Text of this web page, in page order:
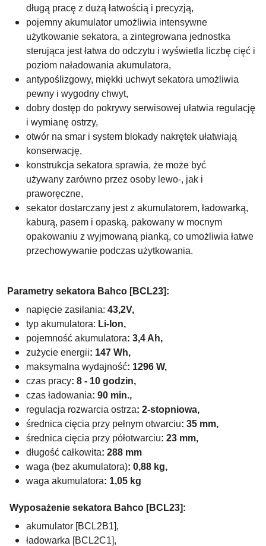
długą pracę z dużą łatwością i precyzją,
pojemny akumulator umożliwia intensywne
użytkowanie sekatora, a zintegrowana jednostka
sterująca jest łatwa do odczytu i wyświetla liczbę cięć i
poziom naładowania akumulatora,
antypoślizgowy, miękki uchwyt sekatora umożliwia
pewny i wygodny chwyt,
dobry dostęp do pokrywy serwisowej ułatwia regulację
i wymianę ostrzy,
otwór na smar i system blokady nakrętek ułatwiają
konserwację,
konstrukcja sekatora sprawia, że może być
używany zarówno przez osoby lewo-, jak i
praworęczne,
sekator dostarczany jest z akumulatorem, ładowarką,
kaburą, pasem i opaską, pakowany w mocnym
opakowaniu z wyjmowaną pianką, co umożliwia łatwe
przechowywanie podczas użytkowania.
Parametry sekatora Bahco [BCL23]:
napięcie zasilania: 43,2V,
typ akumulatora: Li-Ion,
pojemność akumulatora: 3,4 Ah,
zużycie energii: 147 Wh,
maksymalna wydajność: 1296 W,
czas pracy: 8 - 10 godzin,
czas ładowania: 90 min.,
regulacja rozwarcia ostrza: 2-stopniowa,
średnica cięcia przy pełnym otwarciu: 35 mm,
średnica cięcia przy półotwarciu: 23 mm,
długość całkowita: 288 mm
waga (bez akumulatora): 0,88 kg,
waga akumulatora: 1,05 kg
Wyposażenie sekatora Bahco [BCL23]:
akumulator [BCL2B1],
ładowarka [BCL2C1],